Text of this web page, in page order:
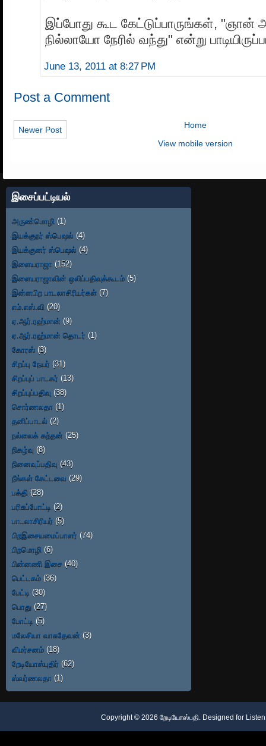
இப்போது கூட‌ கேட்டுப்பாருங்க‌ள்,
நில்லாயோ நேரில் வ‌ந்து" என்று
June 13, 2011 at 8:27 PM
Post a Comment
Newer Post
Home
View mobile version
இசைப்பட்டியல்
அருண்மொழி (1)
இயக்குநர் ஸ்பெஷல் (4)
இயக்குனர் ஸ்பெஷல் (4)
இளையராஜா (152)
இளையராஜாவின் ஒலிப்பதிவுக்கூடம் (5)
இன்னபிற பாடலாசிரியர்கள் (7)
எம்.எஸ்.வி (20)
ஏ.ஆர்.ரஹ்மான் (9)
ஏ.ஆர்.ரஹ்மான் தொடர் (1)
கோரஸ் (3)
சிறப்பு நேயர் (31)
சிறப்புப் பாடகர் (13)
சிறப்புப்பதிவு (38)
சொர்ணலதா (1)
தனிப்பாடல் (2)
நல்லைக் கந்தன் (25)
நிகழ்வு (8)
நினைவுப்பதிவு (43)
நீங்கள் கேட்டவை (29)
பக்தி (28)
பரிசுப்போட்டி (2)
பாடலாசிரியர் (5)
பிறஇசையமைப்பாளர் (74)
பிறமொழி (6)
பின்னணி இசை (40)
பெட்டகம் (36)
பேட்டி (30)
பொது (27)
போட்டி (5)
மலேசியா வாசுதேவன் (3)
விமர்சனம் (18)
றேடியோஸ்புதிர் (62)
ஸ்வர்ணலதா (1)
Copyright © 2026 றேடியோஸ்பதி. Designed for